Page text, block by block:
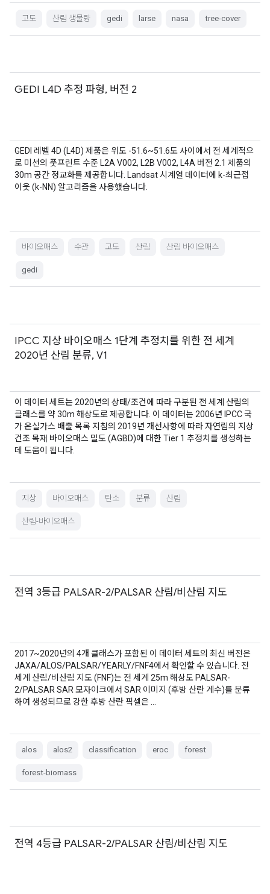
고도 산림 생물량 gedi larse nasa tree-cover
GEDI L4D 추정 파형, 버전 2
GEDI 레벨 4D (L4D) 제품은 위도 -51.6~51.6도 사이에서 전 세계적으
로 미션의 풋프린트 수준 L2A V002, L2B V002, L4A 버전 2.1 제품의
30m 공간 정교화를 제공합니다. Landsat 시계열 데이터에 k-최근접
이웃 (k-NN) 알고리즘을 사용했습니다.
바이오매스 수관 고도 산림 산림 바이오매스
gedi
IPCC 지상 바이오매스 1단계 추정치를 위한 전 세계
2020년 산림 분류, V1
이 데이터 세트는 2020년의 상태/조건에 따라 구분된 전 세계 산림의
클래스를 약 30m 해상도로 제공합니다. 이 데이터는 2006년 IPCC 국
가 온실가스 배출 목록 지침의 2019년 개선사항에 따라 자연림의 지상
건조 목재 바이오매스 밀도 (AGBD)에 대한 Tier 1 추정치를 생성하는
데 도움이 됩니다.
지상 바이오매스 탄소 분류 산림
산림-바이오매스
전역 3등급 PALSAR-2/PALSAR 산림/비산림 지도
2017~2020년의 4개 클래스가 포함된 이 데이터 세트의 최신 버전은
JAXA/ALOS/PALSAR/YEARLY/FNF4에서 확인할 수 있습니다. 전
세계 산림/비산림 지도 (FNF)는 전 세계 25m 해상도 PALSAR-
2/PALSAR SAR 모자이크에서 SAR 이미지 (후방 산란 계수)를 분류
하여 생성되므로 강한 후방 산란 픽셀은 …
alos alos2 classification eroc forest
forest-biomass
전역 4등급 PALSAR-2/PALSAR 산림/비산림 지도